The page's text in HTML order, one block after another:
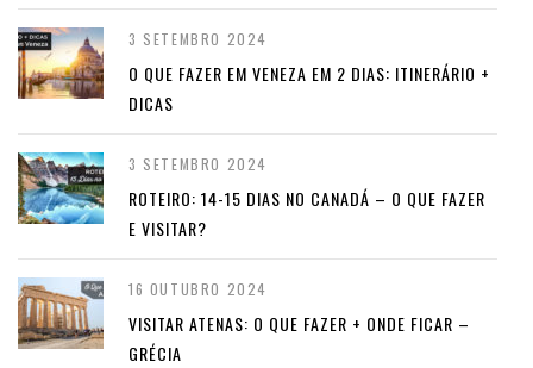
3 SETEMBRO 2024
O QUE FAZER EM VENEZA EM 2 DIAS: ITINERÁRIO +
DICAS
3 SETEMBRO 2024
ROTEIRO: 14-15 DIAS NO CANADÁ – O QUE FAZER
E VISITAR?
16 OUTUBRO 2024
VISITAR ATENAS: O QUE FAZER + ONDE FICAR –
GRÉCIA